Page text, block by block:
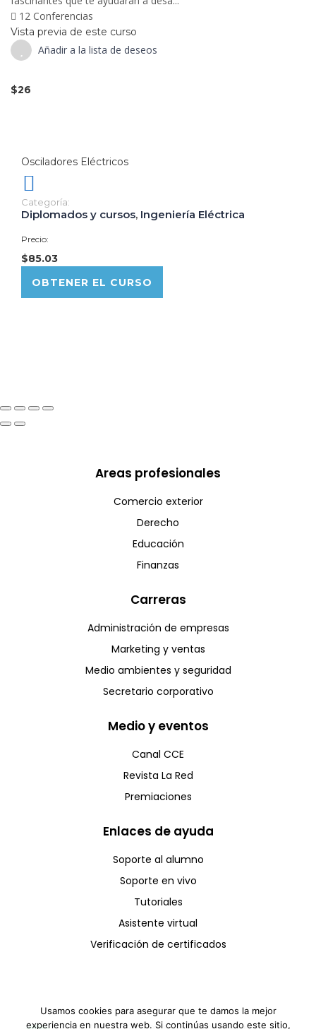
12 Conferencias
Vista previa de este curso
Añadir a la lista de deseos
$26
Osciladores Eléctricos
Categoría:
Diplomados y cursos, Ingeniería Eléctrica
Precio:
$85.03
OBTENER EL CURSO
Areas profesionales
Comercio exterior
Derecho
Educación
Finanzas
Carreras
Administración de empresas
Marketing y ventas
Medio ambientes y seguridad
Secretario corporativo
Medio y eventos
Canal CCE
Revista La Red
Premiaciones
Enlaces de ayuda
Soporte al alumno
Soporte en vivo
Tutoriales
Asistente virtual
Verificación de certificados
Usamos cookies para asegurar que te damos la mejor
experiencia en nuestra web. Si continúas usando este sitio,